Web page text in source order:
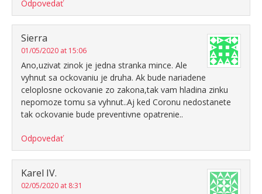
Odpovedať
Sierra
01/05/2020 at 15:06
Ano,uzivat zinok je jedna stranka mince. Ale
vyhnut sa ockovaniu je druha. Ak bude nariadene
celoplosne ockovanie zo zakona,tak vam hladina zinku
nepomoze tomu sa vyhnut..Aj ked Coronu nedostanete
tak ockovanie bude preventivne opatrenie..
Odpovedať
Karel IV.
02/05/2020 at 8:31